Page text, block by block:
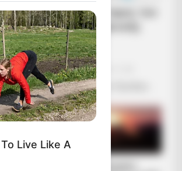
Ανοιχτή επιστολή προς τον
Πρόεδρο της Τουρκικής
Δημοκρατίας Ρ. Τ.
Ερντογάν
Κυριακή, 2 Οκτωβρίου 2022, 11:20
Ανοιχτή επιστολή προς τον Πρόεδρο...
Live Like A